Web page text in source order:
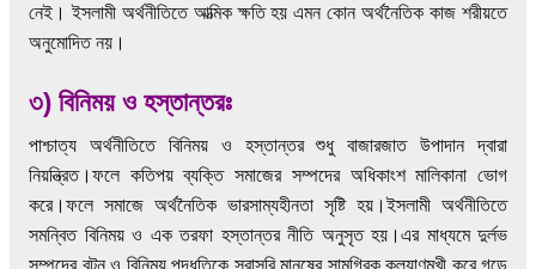
নেই। ইসলামী অর্থনীতিতে আত্মিক ক্ষতি হয় এমন কোন অর্থনৈতিক কাজ শরীয়তে
অনুমোদিত নয়।
৩) বিনিময় ও হস্তান্তরঃ
পাশ্চাত্য অর্থনীতিতে বিনিময় ও হস্তান্তর শুধু বাজারজাত উপাদান দ্বারা
নিয়ন্ত্রিত।ফলে কতিপয় ব্যক্তি সমাজের সম্পদের অধিকাংশ মালিকানা ভোগ
করে।ফলে সমাজে অর্থনৈতিক ভারসাম্যহীনতা সৃষ্টি হয়।ইসলামী অর্থনীতিতে
সমন্বিত বিনিময় ও এক তরফা হস্তান্তর নীতি অনুসৃত হয়।এর মাধ্যমে দুর্লভ
সম্পদের বন্টন ও বিনিময় পদ্ধতিকে সরাসরি মানুষের সামগ্রিক কল্যাণমুখী করে গড়ে